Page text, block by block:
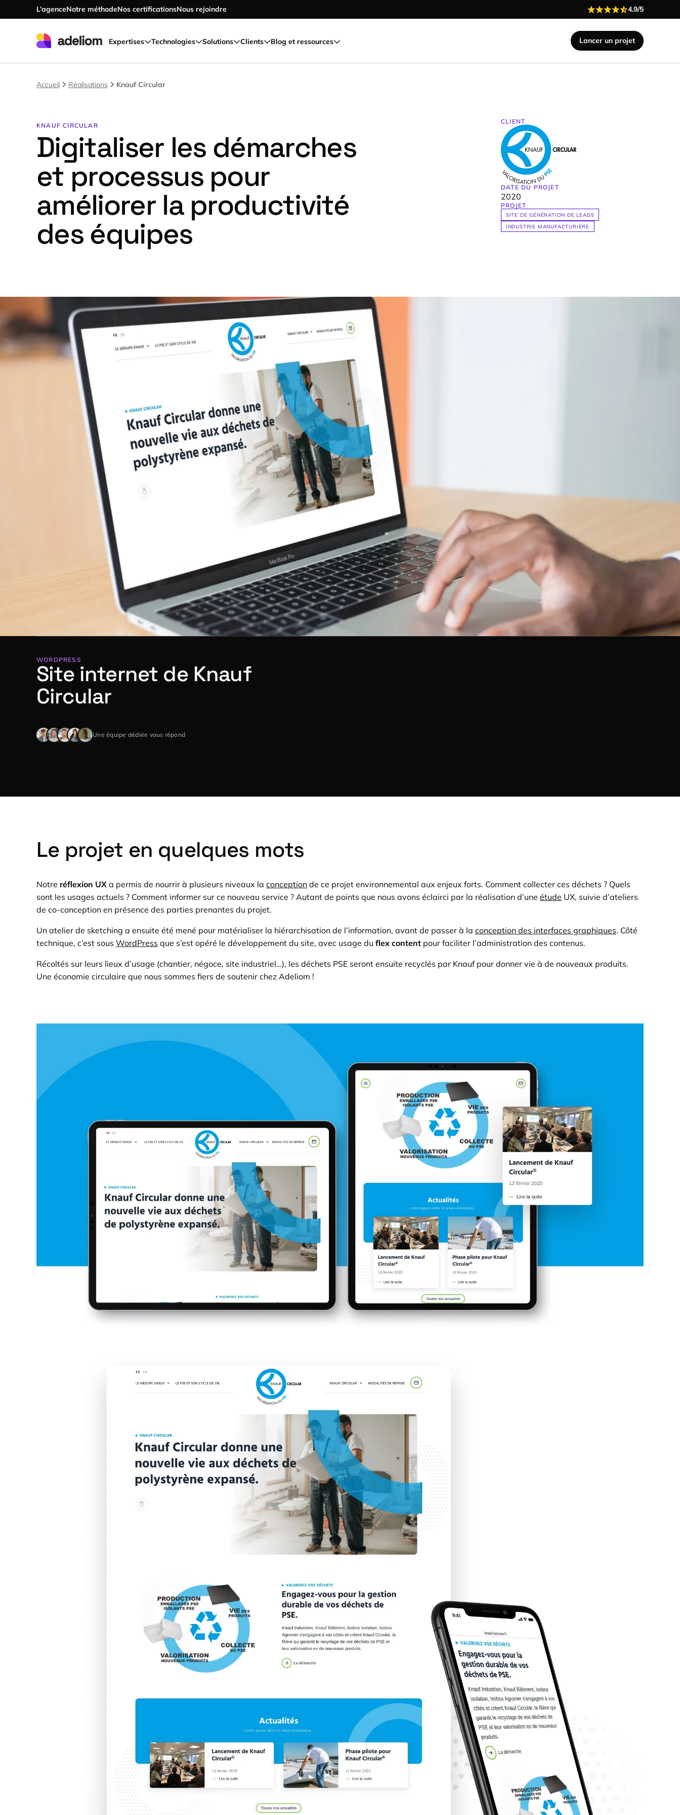
Accéder au contenu principal
L’agenceNotre méthodeNos certificationsNous rejoindre 4.9/5
Expertises Technologies Solutions Clients Blog et ressources Lancer un projet
Accueil Réalisations Knauf Circular
KNAUF CIRCULAR
Digitaliser les démarches
et processus pour
améliorer la productivité
des équipes
CLIENT
DATE DU PROJET
2020
PROJET
SITE DE GÉNÉRATION DE LEADS
INDUSTRIE MANUFACTURIÈRE
WORDPRESS
Site internet de Knauf
Circular
Une équipe dédiée vous répond
Le projet en quelques mots
Notre réflexion UX a permis de nourrir à plusieurs niveaux la conception de ce projet environnemental aux enjeux forts. Comment collecter ces déchets ? Quels
sont les usages actuels ? Comment informer sur ce nouveau service ? Autant de points que nous avons éclairci par la réalisation d’une étude UX, suivie d’ateliers
de co-conception en présence des parties prenantes du projet.
Un atelier de sketching a ensuite été mené pour matérialiser la hiérarchisation de l’information, avant de passer à la conception des interfaces graphiques. Côté
technique, c’est sous WordPress que s’est opéré le développement du site, avec usage du flex content pour faciliter l’administration des contenus.
Récoltés sur leurs lieux d’usage (chantier, négoce, site industriel…), les déchets PSE seront ensuite recyclés par Knauf pour donner vie à de nouveaux produits.
Une économie circulaire que nous sommes fiers de soutenir chez Adeliom !